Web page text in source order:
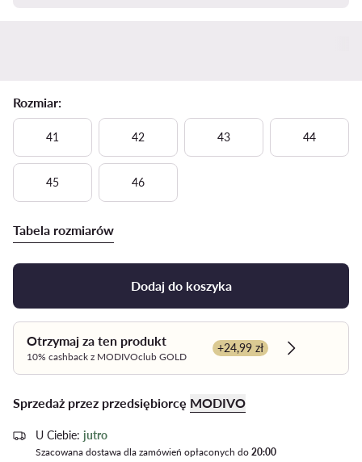
Rozmiar:
41 42 43 44
45 46
Tabela rozmiarów
Dodaj do koszyka
Otrzymaj za ten produkt
10% cashback z MODIVOclub GOLD
+24,99 zł
Dowiedz
Sprzedaż przez przedsiębiorcę MODIVO
U Ciebie: jutro
Szacowana dostawa dla zamówień opłaconych do 20:00